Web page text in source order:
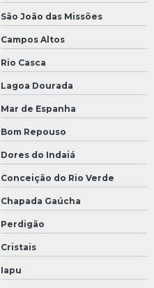
São João das Missões
Campos Altos
Rio Casca
Lagoa Dourada
Mar de Espanha
Bom Repouso
Dores do Indaiá
Conceição do Rio Verde
Chapada Gaúcha
Perdigão
Cristais
Iapu